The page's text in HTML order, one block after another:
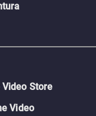
Store
Video